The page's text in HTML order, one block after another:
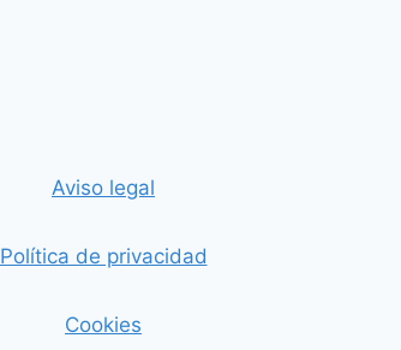
Aviso legal
Política de privacidad
Cookies